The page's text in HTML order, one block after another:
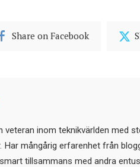
Share on Facebook
veteran inom teknikvärlden med
Har mångårig erfarenhet från
tillsammans med andra